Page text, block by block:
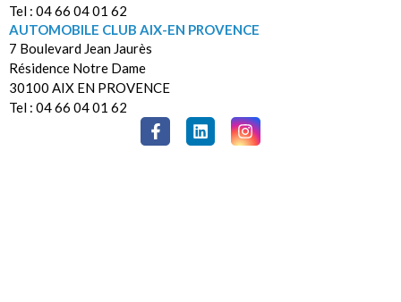
Tel : 04 66 04 01 62
AUTOMOBILE CLUB AIX-EN PROVENCE
7 Boulevard Jean Jaurès
Résidence Notre Dame
30100 AIX EN PROVENCE
Tel : 04 66 04 01 62